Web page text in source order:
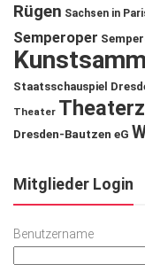
Rügen Sachsen in
Semperoper
Staatsschauspiel
Theater
Dresden-Bautzen eG
Mitglieder Login
Benutzername